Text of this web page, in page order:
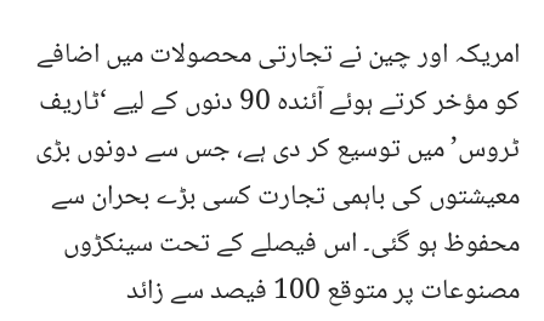
امریکہ اور چین نے تجارتی محصولات میں اضافے
کو مؤخر کرتے ہوئے آئندہ 90 دنوں کے لیے ‘ٹاریف
ٹروس’ میں توسیع کر دی ہے، جس سے دونوں بڑی
معیشتوں کی باہمی تجارت کسی بڑے بحران سے
محفوظ ہو گئی۔ اس فیصلے کے تحت سینکڑوں
مصنوعات پر متوقع 100 فیصد سے زائد